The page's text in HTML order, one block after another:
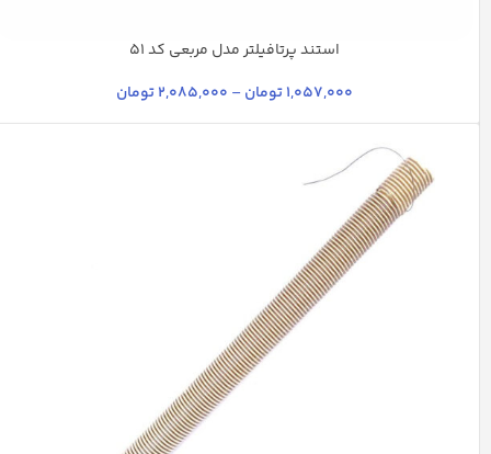
قهوه ای تیرهکرمکرم روشن
استند پرتافیلتر مدل مربعی کد 51
1,057,000تومان –
2,085,000تومان